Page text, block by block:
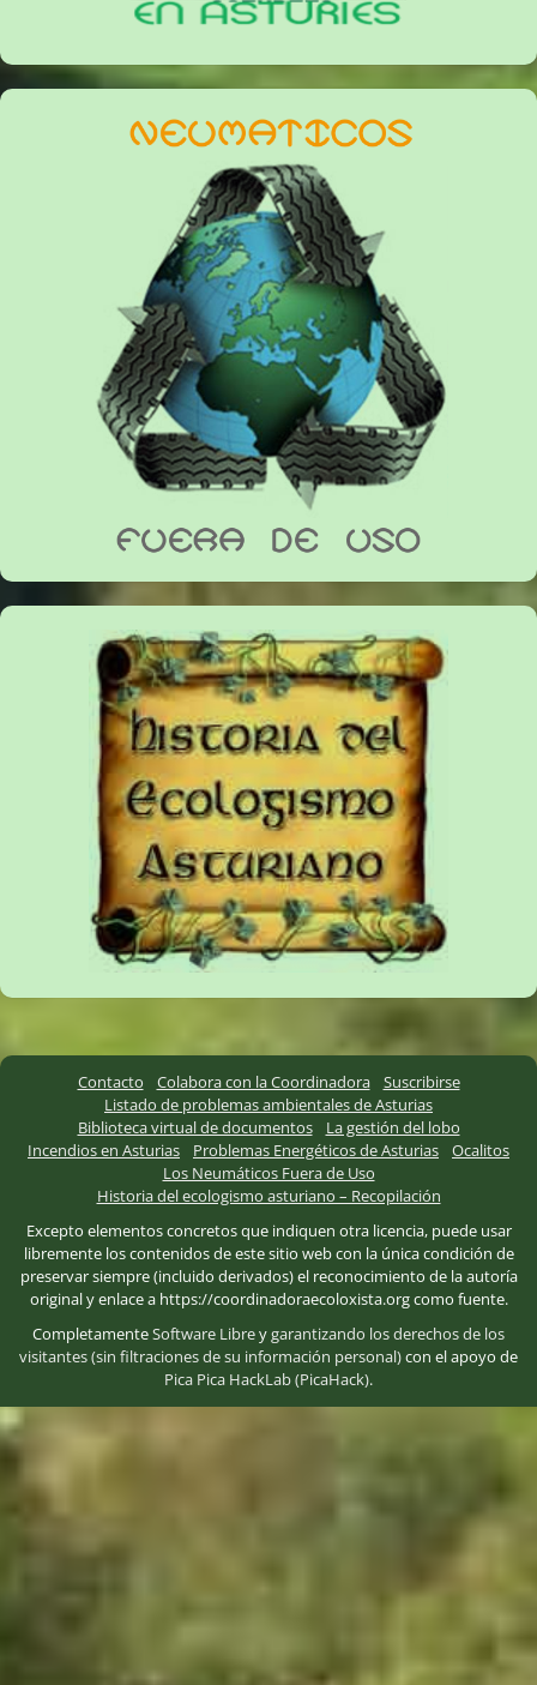
Contacto Colabora con la Coordinadora
Suscribirse
Listado de problemas ambientales de Asturias
Biblioteca virtual de documentos
La gestión del lobo
Incendios en Asturias
Problemas Energéticos de Asturias
Ocalitos
Los Neumáticos Fuera de Uso
Historia del ecologismo asturiano – Recopilación
Excepto elementos concretos que indiquen otra licencia, puede usar
libremente los contenidos de este sitio web con la única condición de
preservar siempre (incluido derivados) el reconocimiento de la autoría
original y enlace a https://coordinadoraecoloxista.org como fuente.
CompletamenteSoftware Libreygarantizando los derechos de los
visitantes (sin filtraciones de su información personal)con el apoyo de
Pica Pica HackLab (PicaHack).